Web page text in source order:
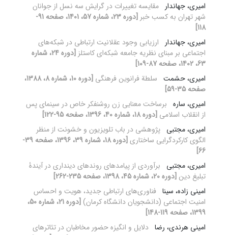
امیری، جهاندار مقایسه تغییرات در گرایش سه نسل از جوانان
شهر تهران به کسب خبر
[دوره 23، شماره 57، 1401، صفحه 91-
118]
امیری، جهاندار
ارزیابی وجود عقلانیت ارتباطی در شبکه‌های
اجتماعی بر مبنای نظریه جامعه شبکه‌ای کاستلز
[دوره 24، شماره
63، 1402، صفحه 87-109]
امیری، حشمت سلطة فرانوین فرهنگی
[دوره 10، شماره 8، 1388،
صفحه 35-59]
امیری، ساره برساخت معنایی زن روشنفکر خاص در سینمای پس
از انقلاب اسلامی [دوره 18، شماره 40، 1396، صفحه 95-122]
امیری، مجتبی پژوهشی در باب تلویزیون و خشونت از منظر
الگوی کارکردگرایی ساختاری
[دوره 18، شماره 39، 1396، صفحه 39-
66]
امیری، مجتبی
برآوردی از پیامدهای روندهای دینداری در آیندۀ
تبلیغ دین [دوره 20، شماره 45، 1398، صفحه 235-262]
امینی زاده، سینا فناوری‌های ارتباطی جدید، هویت و احساس
امنیت اجتماعی (دانشجویان دانشگاه کرمان)
[دوره 21، شماره 50،
1399، صفحه 119-148]
امینی هرندی، رضا دلایل و انگیزه حضور مخاطبان در تئاترهای